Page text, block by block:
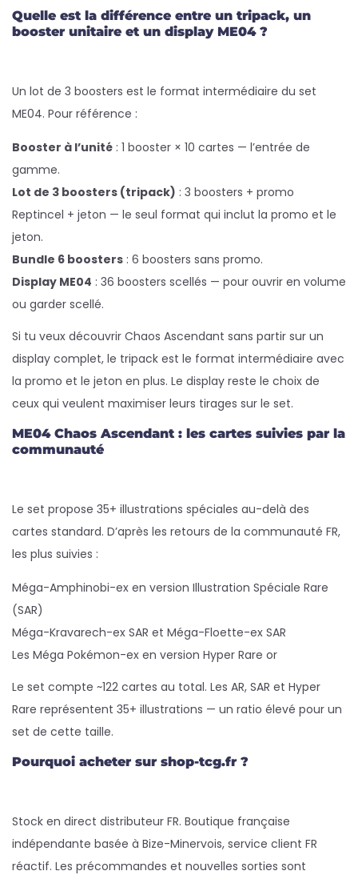
Quelle est la différence entre un tripack, un
booster unitaire et un display ME04 ?
Un lot de 3 boosters est le format intermédiaire du set
ME04. Pour référence :
Booster à l’unité : 1 booster × 10 cartes — l’entrée de
gamme.
Lot de 3 boosters (tripack) : 3 boosters + promo
Reptincel + jeton — le seul format qui inclut la promo et le
jeton.
Bundle 6 boosters : 6 boosters sans promo.
Display ME04 : 36 boosters scellés — pour ouvrir en volume
ou garder scellé.
Si tu veux découvrir Chaos Ascendant sans partir sur un
display complet, le tripack est le format intermédiaire avec
la promo et le jeton en plus. Le display reste le choix de
ceux qui veulent maximiser leurs tirages sur le set.
ME04 Chaos Ascendant : les cartes suivies par la
communauté
Le set propose 35+ illustrations spéciales au-delà des
cartes standard. D’après les retours de la communauté FR,
les plus suivies :
Méga-Amphinobi-ex en version Illustration Spéciale Rare
(SAR)
Méga-Kravarech-ex SAR et Méga-Floette-ex SAR
Les Méga Pokémon-ex en version Hyper Rare or
Le set compte ~122 cartes au total. Les AR, SAR et Hyper
Rare représentent 35+ illustrations — un ratio élevé pour un
set de cette taille.
Pourquoi acheter sur shop-tcg.fr ?
Stock en direct distributeur FR. Boutique française
indépendante basée à Bize-Minervois, service client FR
réactif. Les précommandes et nouvelles sorties sont